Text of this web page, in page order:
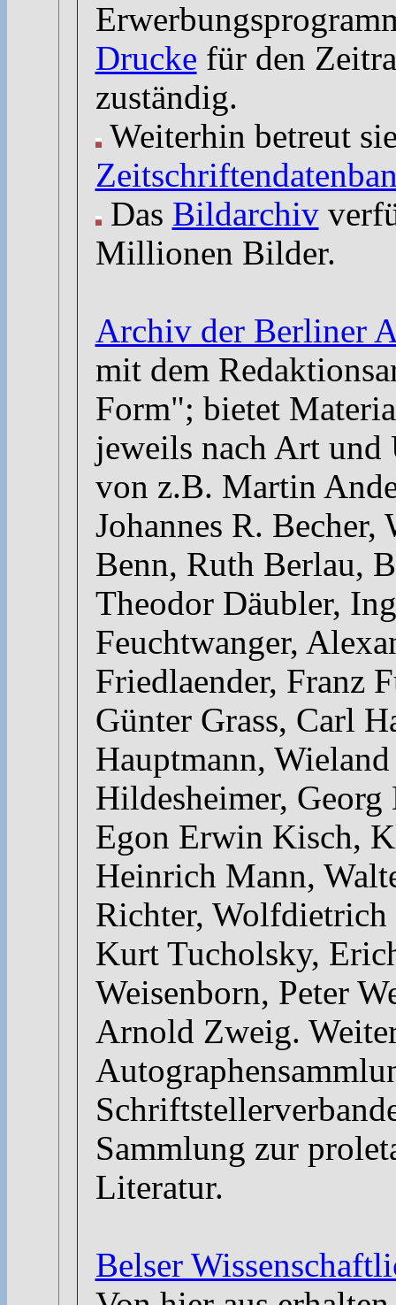
Drucke für den
zuständig.
Weiterhin betreut
Das Bildarchiv
Millionen Bilder.
Archiv der Berliner
mit dem
Form"; bietet
jeweils nach Art und
von z.B. Martin
Johannes R.
Benn, Ruth Berlau,
Theodor Däubler,
Feuchtwanger,
Friedlaender, Franz
Günter Grass, Carl
Hauptmann,
Hildesheimer,
Egon Erwin Kisch,
Heinrich Mann,
Richter, Wolfdietrich
Kurt Tucholsky,
Weisenborn, Peter
Arnold Zweig.
Sammlung zur
Literatur.
Belser